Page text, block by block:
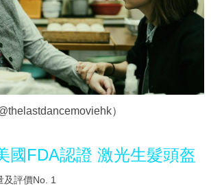
）
國FDA認證 激光生髮頭盔
及評價No. 1